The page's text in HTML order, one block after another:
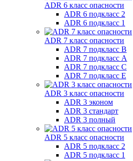
ADR 6 класс опасности
ADR 6 подкласс 2
ADR 6 подкласс 1
ADR 7 класс опасности
ADR 7 подкласс B
ADR 7 подкласс A
ADR 7 подкласс C
ADR 7 подкласс E
ADR 3 класс опасности
ADR 3 эконом
ADR 3 стандарт
ADR 3 полный
ADR 5 класс опасности
ADR 5 подкласс 2
ADR 5 подкласс 1